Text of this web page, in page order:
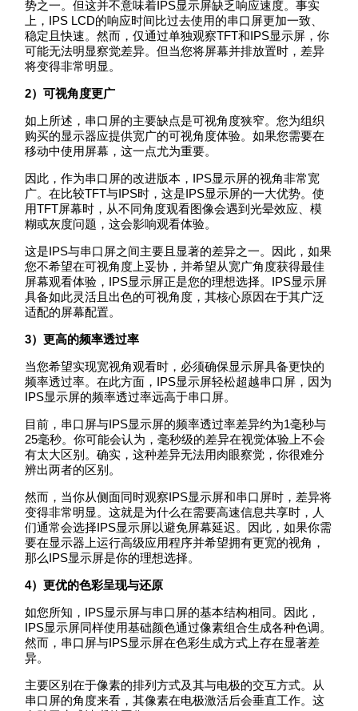
势之一。但这并不意味着IPS显示屏缺乏响应速度。事实
上，IPS LCD的响应时间比过去使用的串口屏更加一致、
稳定且快速。然而，仅通过单独观察TFT和IPS显示屏，你
可能无法明显察觉差异。但当您将屏幕并排放置时，差异
将变得非常明显。
2）可视角度更广
如上所述，串口屏的主要缺点是可视角度狭窄。您为组织
购买的显示器应提供宽广的可视角度体验。如果您需要在
移动中使用屏幕，这一点尤为重要。
因此，作为串口屏的改进版本，IPS显示屏的视角非常宽
广。在比较TFT与IPS时，这是IPS显示屏的一大优势。使
用TFT屏幕时，从不同角度观看图像会遇到光晕效应、模
糊或灰度问题，这会影响观看体验。
这是IPS与串口屏之间主要且显著的差异之一。因此，如果
您不希望在可视角度上妥协，并希望从宽广角度获得最佳
屏幕观看体验，IPS显示屏正是您的理想选择。IPS显示屏
具备如此灵活且出色的可视角度，其核心原因在于其广泛
适配的屏幕配置。
3）更高的频率透过率
当您希望实现宽视角观看时，必须确保显示屏具备更快的
频率透过率。在此方面，IPS显示屏轻松超越串口屏，因为
IPS显示屏的频率透过率远高于串口屏。
目前，串口屏与IPS显示屏的频率透过率差异约为1毫秒与
25毫秒。你可能会认为，毫秒级的差异在视觉体验上不会
有太大区别。确实，这种差异无法用肉眼察觉，你很难分
辨出两者的区别。
然而，当你从侧面同时观察IPS显示屏和串口屏时，差异将
变得非常明显。这就是为什么在需要高速信息共享时，人
们通常会选择IPS显示屏以避免屏幕延迟。因此，如果你需
要在显示器上运行高级应用程序并希望拥有更宽的视角，
那么IPS显示屏是你的理想选择。
4）更优的色彩呈现与还原
如您所知，IPS显示屏与串口屏的基本结构相同。因此，
IPS显示屏同样使用基础颜色通过像素组合生成各种色调。
然而，串口屏与IPS显示屏在色彩生成方式上存在显著差
异。
主要区别在于像素的排列方式及其与电极的交互方式。从
串口屏的角度来看，其像素在电极激活后会垂直工作。这